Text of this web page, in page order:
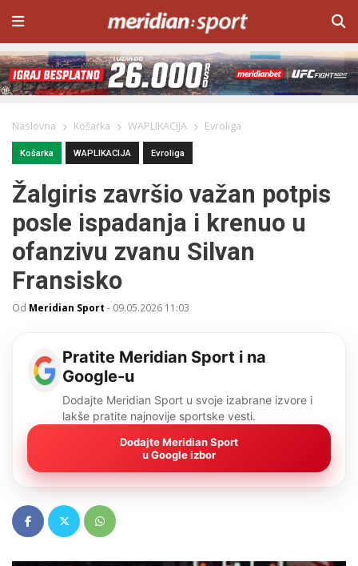
Naslovna Košarka WAPLIKACIJA Evroliga
Košarka WAPLIKACIJA Evroliga
Žalgiris završio važan potpis
posle ispadanja i krenuo u
ofanzivu zvanu Silvan
Fransisko
Od Meridian Sport - 09.05.2026 11:03
Pratite Meridian Sport i na
Google-u
Dodajte Meridian Sport u svoje izabrane izvore i
lakše pratite najnovije sportske vesti.
Dodajte Meridian Sport
u Google izbor